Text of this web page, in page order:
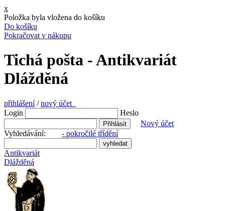
x
Položka byla vložena do košíku
Do košíku
Pokračovat v nákupu
Tichá pošta - Antikvariát
Dlážděná
přihlášení/nový účet
Login
Heslo
Nový účet
Vyhledávání: - pokročilé třídění
Antikvariát
Dlážděná